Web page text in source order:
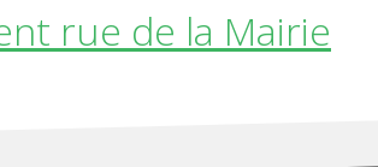
rue de la Mairie